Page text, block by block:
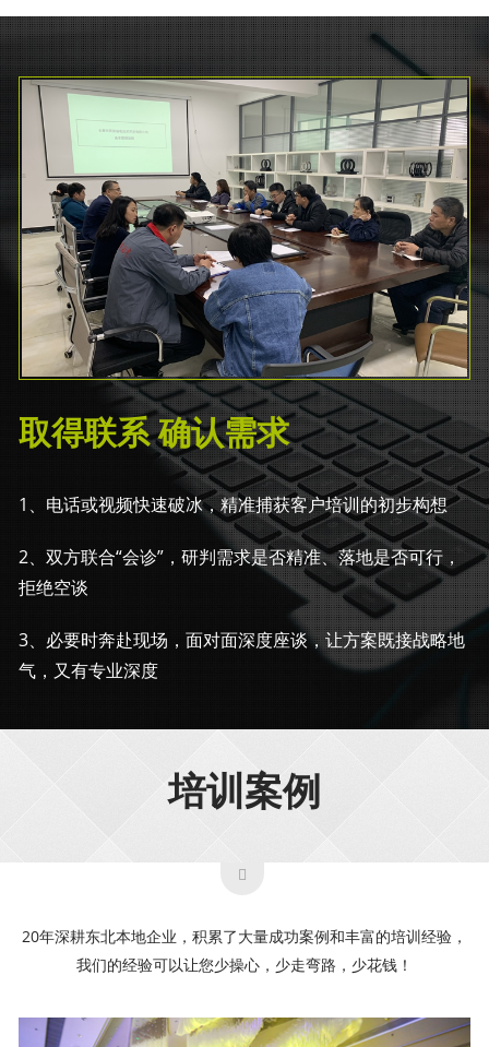
取得联系 确认需求
1、电话或视频快速破冰，精准捕获客户培训的初步构想
2、双方联合“会诊”，研判需求是否精准、落地是否可行，
拒绝空谈
3、必要时奔赴现场，面对面深度座谈，让方案既接战略地
气，又有专业深度
培训案例
20年深耕东北本地企业，积累了大量成功案例和丰富的培训经验，
我们的经验可以让您少操心，少走弯路，少花钱！